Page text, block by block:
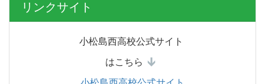
リンクサイト
小松島西高校公式サイト
はこちら